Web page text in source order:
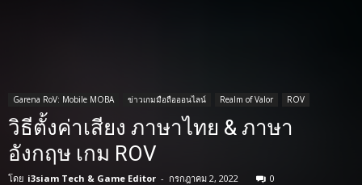
Garena RoV: Mobile MOBA ข่าวเกมมือถือออนไลน์ Realm of Valor ROV
วิธีตั้งค่าเสียง ภาษาไทย & ภาษา
อังกฤษ เกม ROV
โดย i3siam Tech & Game Editor - กรกฎาคม 2, 2022 0